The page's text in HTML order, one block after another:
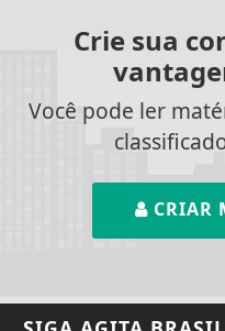
Crie sua
Você pode ler
CRIAR